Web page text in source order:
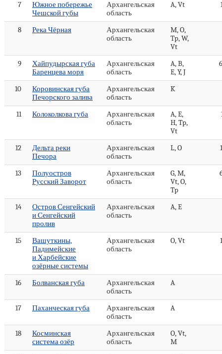
7
Южное побережье
Чешской губы
Архангельская
область
A, Vt
8 Река Чёрная
Архангельская
область
M, O,
Tp, W,
Vt
9
Хайпудырская губа
Баренцева моря
Архангельская
область
A, B,
E, Y, J
10
Коровинская губа
Печорского залива
Архангельская
область
K
11 Колоколкова губа
Архангельская
область
A, E,
H, Tp,
Vt
12
Дельта реки
Печора
Архангельская
область
L, O
13
Полуостров
Русский Заворот
Архангельская
область
G, M,
Vt, O,
Tp
14
Остров Сенгейский
и Сенгейский
пролив
Архангельская
область
A, E
15
Вашуткины,
Падимейские
и Харбейские
озёрные системы
Архангельская
область
O, Vt
16 Болванская губа
Архангельская
область
A
17 Паханческая губа
Архангельская
область
A
18
Косминская
система озёр
Архангельская
область
O, Vt,
M